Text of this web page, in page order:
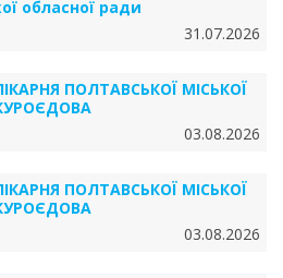
обласної ради
31.07.2026
ПОЛТАВСЬКОЇ МІСЬКОЇ
03.08.2026
ПОЛТАВСЬКОЇ МІСЬКОЇ
03.08.2026